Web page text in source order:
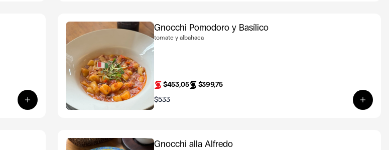
Ver producto: Gnocchi Pesto
Gnocchi Pomodoro y Basílico
tomate y albahaca
$453,05 $399,75
$533
Ver
Gnocchi alla Alfredo